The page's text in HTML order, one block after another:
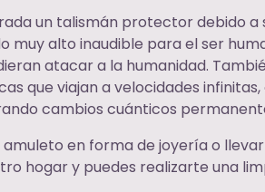
un talismán protector debido
muy alto inaudible para el ser
atacar a la humanidad.
que viajan a velocidades
cambios cuánticos
en forma de joyería o
hogar y puedes realizarte una